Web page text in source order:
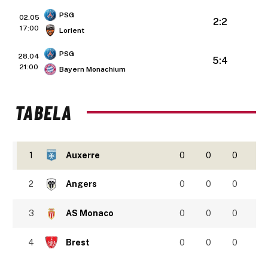
02.05
17:00
PSG
Lorient
2:2
28.04
21:00
PSG
Bayern Monachium
5:4
TABELA
1 Auxerre 0 0 0
2 Angers 0 0 0
3 AS Monaco 0 0 0
4 Brest 0 0 0